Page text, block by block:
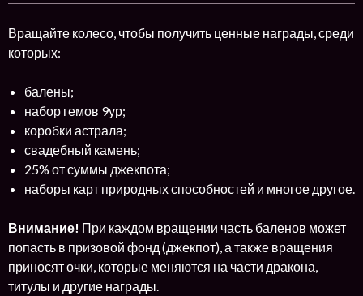
Вращайте колесо, чтобы получить ценные награды, среди
которых:
балены;
набор гемов 9ур;
коробки астрала;
свадебный камень;
25% от суммы джекпота;
наборы карт природных способностей и многое другое.
Внимание! При каждом вращении часть баленов может
попасть в призовой фонд (джекпот), а также вращения
приносят очки, которые меняются на части дракона,
титулы и другие награды.